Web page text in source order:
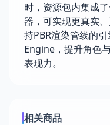
时，资源包内集成
器，可实现更真实
持PBR渲染管线的
Engine，提升角色
表现力。
相关商品